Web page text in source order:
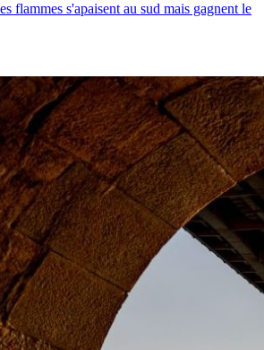
flammes s'apaisent au sud mais gagnent le